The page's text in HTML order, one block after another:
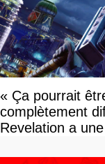
« Ça pourrait
complètement
Revelation a